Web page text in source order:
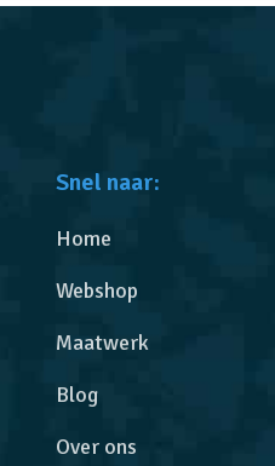
Snel naar:
Home
Webshop
Maatwerk
Blog
Over ons